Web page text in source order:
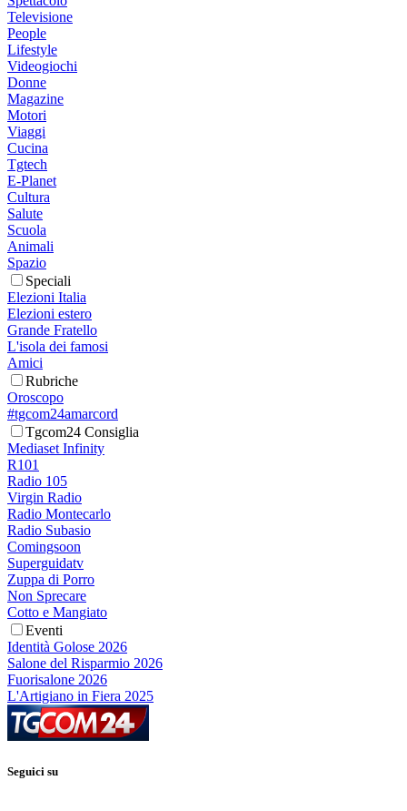
Televisione
People
Lifestyle
Videogiochi
Donne
Magazine
Motori
Viaggi
Cucina
Tgtech
E-Planet
Cultura
Salute
Scuola
Animali
Spazio
Speciali
Elezioni Italia
Elezioni estero
Grande Fratello
L'isola dei famosi
Amici
Rubriche
Oroscopo
#tgcom24amarcord
Tgcom24 Consiglia
Mediaset Infinity
R101
Radio 105
Virgin Radio
Radio Montecarlo
Radio Subasio
Comingsoon
Superguidatv
Zuppa di Porro
Non Sprecare
Cotto e Mangiato
Eventi
Identità Golose 2026
Salone del Risparmio 2026
Fuorisalone 2026
L'Artigiano in Fiera 2025
Seguici su